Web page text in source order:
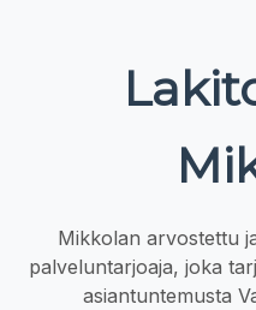
Mikkolan arvostettu
palveluntarjoaja, joka
asiantuntemusta